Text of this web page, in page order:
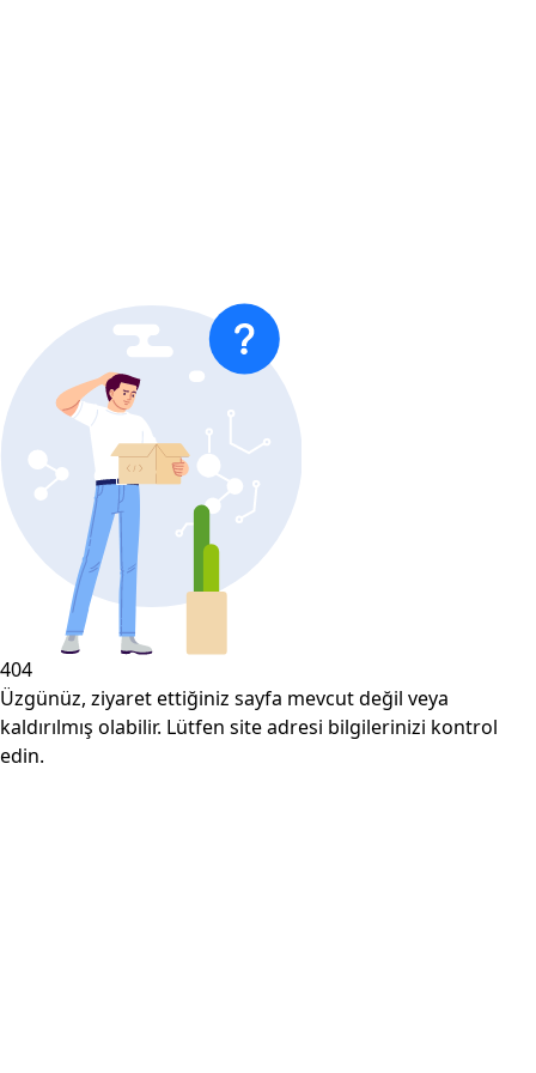
404
Üzgünüz, ziyaret ettiğiniz sayfa mevcut değil veya
kaldırılmış olabilir. Lütfen site adresi bilgilerinizi kontrol
edin.